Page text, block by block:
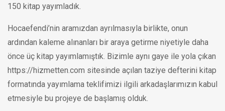
150 kitap yayımladık.
Hocaefendi’nin aramızdan ayrılmasıyla birlikte, onun
ardından kaleme alınanları bir araya getirme niyetiyle daha
önce üç kitap yayımlamıştık. Bizimle aynı gaye ile yola çıkan
https://hizmetten.com sitesinde açılan taziye defterini kitap
formatında yayımlama teklifimizi ilgili arkadaşlarımızın kabul
etmesiyle bu projeye de başlamış olduk.